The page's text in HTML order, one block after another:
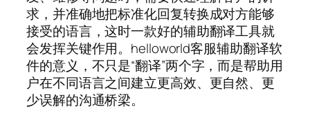
求，并准确地把标准化回复转换成对方能够
接受的语言，这时一款好的辅助翻译工具就
会发挥关键作用。helloworld客服辅助翻译软
件的意义，不只是“翻译”两个字，而是帮助用
户在不同语言之间建立更高效、更自然、更
少误解的沟通桥梁。